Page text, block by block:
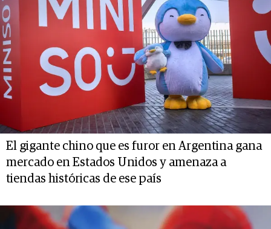
El gigante chino que es furor en Argentina gana
mercado en Estados Unidos y amenaza a
tiendas históricas de ese país